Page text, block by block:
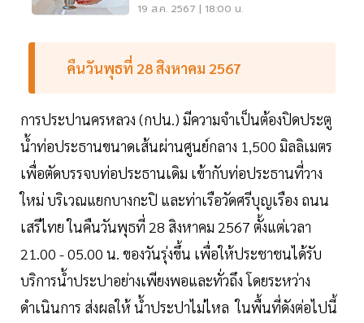
19 ส.ค. 2567 | 18:00 น.
คืนวันพุธที่ 28 สิงหาคม 2567
การประปานครหลวง (กปน.) มีความจำเป็นต้องปิดประตู
น้ำท่อประธานขนาดเส้นผ่านศูนย์กลาง 1,500 มิลลิเมตร
เพื่อตัดบรรจบท่อประธานเดิม เข้ากับท่อประธานที่วาง
ใหม่ บริเวณแยกบางกะปิ และท่าเรือวัดศรีบุญเรือง ถนน
เสรีไทย ในคืนวันพุธที่ 28 สิงหาคม 2567 ตั้งแต่เวลา
21.00 - 05.00 น. ของวันรุ่งขึ้น เพื่อให้ประชาชนได้รับ
บริการน้ำประปาอย่างเพียงพอและทั่วถึง โดยระหว่าง
ดำเนินการ ส่งผลให้ น้ำประปาไม่ไหล ในพื้นที่ดังต่อไปนี้